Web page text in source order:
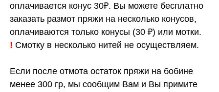
оплачивается конус 30₽. Вы можете бесплатно
заказать размот пряжи на несколько конусов,
оплачиваются только конусы (30 ₽) или мотки.
! Смотку в несколько нитей не осуществляем.
Если после отмота остаток пряжи на бобине
менее 300 гр, мы сообщим Вам и Вы примите